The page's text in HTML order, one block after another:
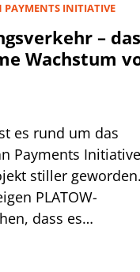
PAYMENTS INITIATIVE
– das
Wachstum
es rund um das
Payments Initiative
stiller geworden.
PLATOW-
dass es